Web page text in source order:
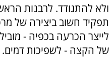
ולא להתגודד. לרבנות
תפקיד חשוב ביצירה של
לייצר הכרעה בכפיה -
של הקצה - לשפיכות דמים.